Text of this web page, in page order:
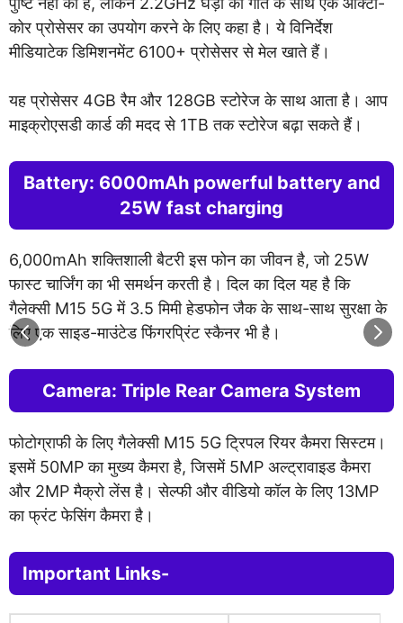
कोर प्रोसेसर का उपयोग करने के लिए कहा है। ये विनिर्देश
मीडियाटेक डिमिशनमेंट 6100+ प्रोसेसर से मेल खाते हैं।
यह प्रोसेसर 4GB रैम और 128GB स्टोरेज के साथ आता है। आप
माइक्रोएसडी कार्ड की मदद से 1TB तक स्टोरेज बढ़ा सकते हैं।
Battery: 6000mAh powerful battery and
25W fast charging
6,000mAh शक्तिशाली बैटरी इस फोन का जीवन है, जो 25W
फास्ट चार्जिंग का भी समर्थन करती है। दिल का दिल यह है कि
गैलेक्सी M15 5G में 3.5 मिमी हेडफोन जैक के साथ-साथ सुरक्षा के
लिए एक साइड-माउंटेड फिंगरप्रिंट स्कैनर भी है।
Camera: Triple Rear Camera System
फोटोग्राफी के लिए गैलेक्सी M15 5G ट्रिपल रियर कैमरा सिस्टम।
इसमें 50MP का मुख्य कैमरा है, जिसमें 5MP अल्ट्रावाइड कैमरा
और 2MP मैक्रो लेंस है। सेल्फी और वीडियो कॉल के लिए 13MP
का फ्रंट फेसिंग कैमरा है।
Important Links-